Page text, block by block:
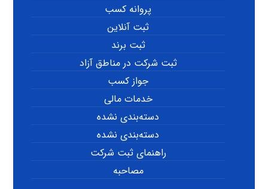
پروانه کسب
ثبت آنلاین
ثبت برند
ثبت شرکت در مناطق آزاد
جواز کسب
خدمات مالی
دسته‌بندی نشده
دسته‌بندی نشده
راهنمای ثبت شرکت
مصاحبه